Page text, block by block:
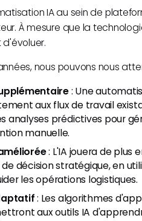
IA au sein de
À mesure que la
nous pouvons nous
: Une
aux flux de travail
analyses prédictives pour
manuelle.
: L'IA jouera de plus
décision stratégique, en
les opérations logistiques.
: Les algorithmes
aux outils IA